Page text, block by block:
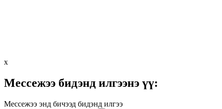
х
Мессежээ бидэнд илгээнэ үү:
Мессежээ энд бичээд бидэнд илгээ